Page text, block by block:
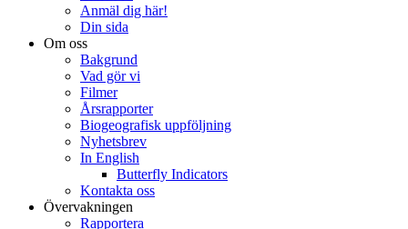
Anmäl dig här!
Din sida
Om oss
Bakgrund
Vad gör vi
Filmer
Årsrapporter
Biogeografisk uppföljning
Nyhetsbrev
In English
Butterfly Indicators
Kontakta oss
Övervakningen
Rapportera